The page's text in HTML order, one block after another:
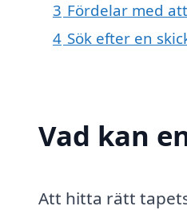
3 Fördelar med
4 Sök efter en
Vad kan
Att hitta rätt